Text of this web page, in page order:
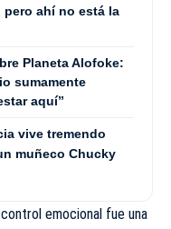
ahí no está la
Planeta Alofoke:
sumamente
aquí”
vive tremendo
muñeco Chucky
emocional fue una